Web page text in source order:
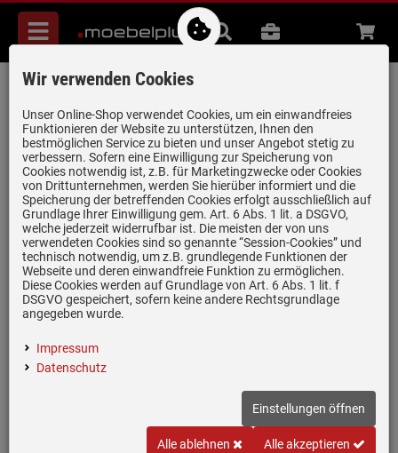
Menü
Suche
B2B Beratung
Blanco Axia III 5 S-F Felsgrau - 523 226
Granitspüle
Artikel-Nummer:19958793 | Herstellernummer: 523226 |
EAN:4020684679800
Wir verwenden Cookies
Unser Online-Shop verwendet Cookies, um ein einwandfreies
Funktionieren der Website zu unterstützen, Ihnen den
bestmöglichen Service zu bieten und unser Angebot stetig zu
verbessern. Sofern eine Einwilligung zur Speicherung von
Cookies notwendig ist, z.B. für Marketingzwecke oder Cookies
von Drittunternehmen, werden Sie hierüber informiert und die
Speicherung der betreffenden Cookies erfolgt ausschließlich auf
Grundlage Ihrer Einwilligung gem. Art. 6 Abs. 1 lit. a DSGVO,
welche jederzeit widerrufbar ist. Die meisten der von uns
verwendeten Cookies sind so genannte “Session-Cookies” und
technisch notwendig, um z.B. grundlegende Funktionen der
Webseite und deren einwandfreie Funktion zu ermöglichen.
Diese Cookies werden auf Grundlage von Art. 6 Abs. 1 lit. f
DSGVO gespeichert, sofern keine andere Rechtsgrundlage
angegeben wurde.
Impressum
Datenschutz
Einstellungen öffnen
Alle ablehnen Alle akzeptieren